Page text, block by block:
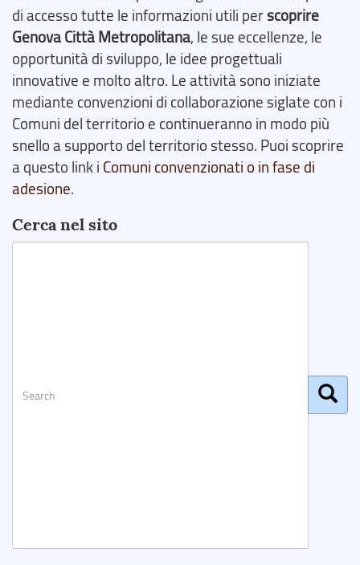
di accesso tutte le informazioni utili perscoprire
Genova Città Metropolitana, le sue eccellenze, le
opportunità di sviluppo, le idee progettuali
innovative e molto altro. Le attività sono iniziate
mediante convenzioni di collaborazione siglate con i
Comuni del territorio e continueranno in modo più
snello a supporto del territorio stesso. Puoi scoprire
a questo link i Comuni convenzionati o in fase di
adesione.
Cerca nel sito